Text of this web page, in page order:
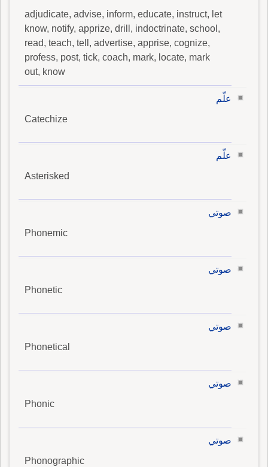
adjudicate, advise, inform, educate, instruct, let
know, notify, apprize, drill, indoctrinate, school,
read, teach, tell, advertise, apprise, cognize,
profess, post, tick, coach, mark, locate, mark
out, know
علّم
Catechize
علّم
Asterisked
صوتي
Phonemic
صوتي
Phonetic
صوتي
Phonetical
صوتي
Phonic
صوتي
Phonographic